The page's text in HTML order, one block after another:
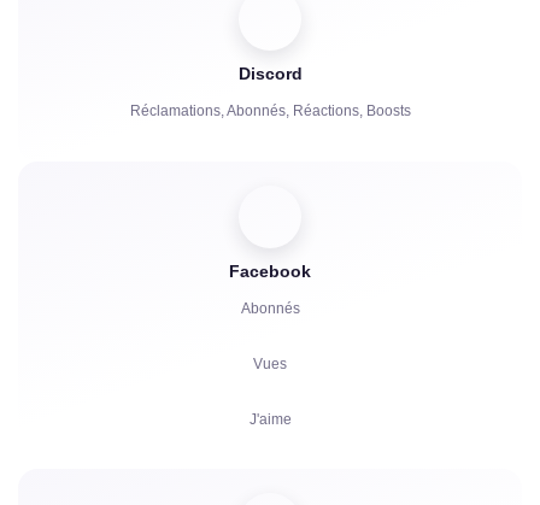
Discord
Réclamations, Abonnés, Réactions, Boosts
Facebook
Abonnés
Vues
J'aime